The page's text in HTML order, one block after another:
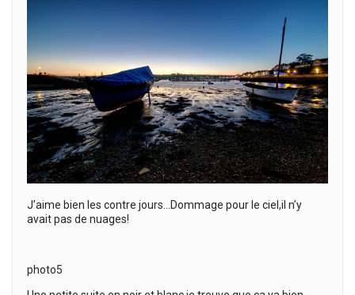
J’aime bien les contre jours…Dommage pour le ciel,il n’y
avait pas de nuages!
photo5